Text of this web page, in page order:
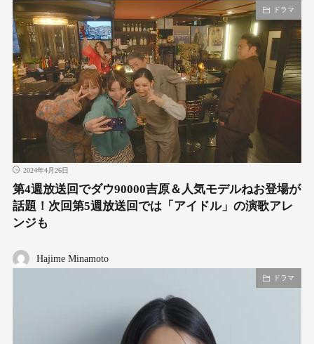
ドラマ
2024年4月26日
第4週放送回でダウ90000吉原＆人気モデルねお登場が
話題！次回第5週放送回では「アイドル」の演歌アレ
ンジも
Hajime Minamoto
ドラマ